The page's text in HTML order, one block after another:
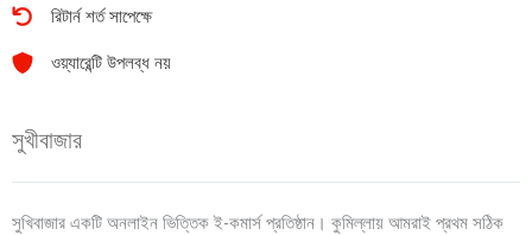
রিটার্ন শর্ত সাপেক্ষে
ওয়্যারেন্টি উপলব্ধ নয়
সুখীবাজার
সুখিবাজার একটি অনলাইন ভিত্তিক ই-কমার্স প্রতিষ্ঠান। কুমিল্লায় আমরাই প্রথম সঠিক